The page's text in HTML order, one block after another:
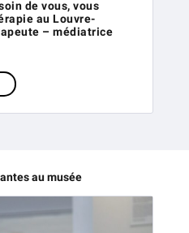
de vous, vous
au Louvre-
– médiatrice
au musée